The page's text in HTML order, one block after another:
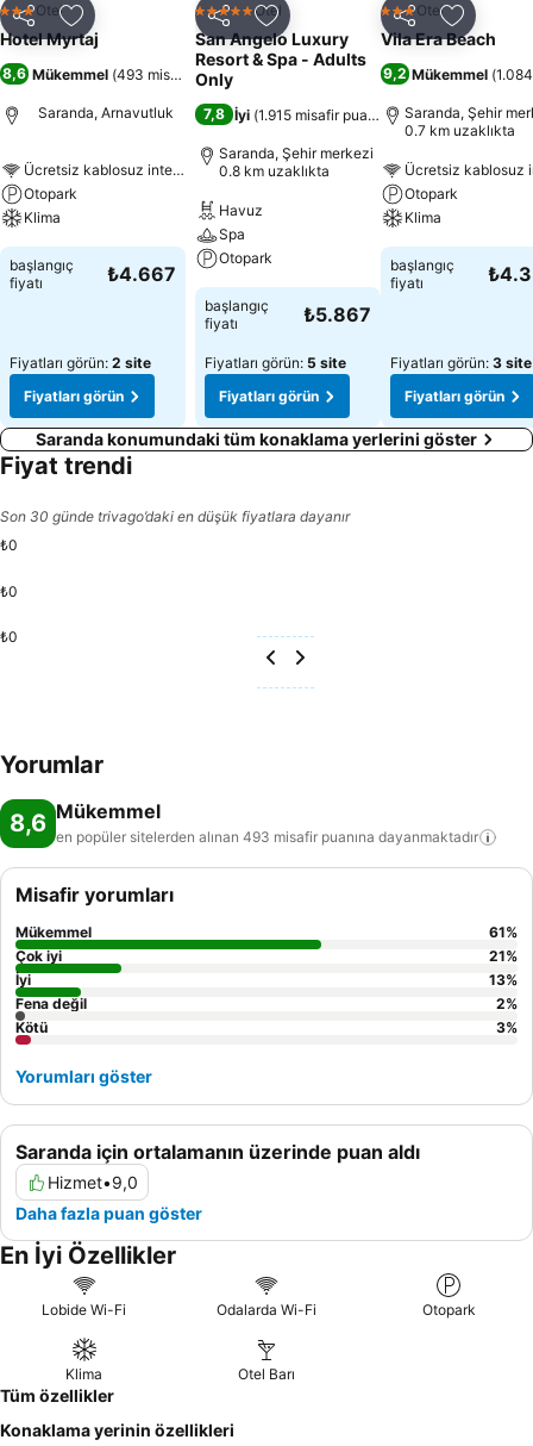
Paylaş Favorilerime ekle
3 YıldızOtel
Hotel Myrtaj
8,6 Mükemmel (493 misafir puanı)
Saranda, Arnavutluk
Ücretsiz kablosuz internet
Otopark
Klima
başlangıç
fiyatı
₺4.667
Fiyatları görün: 2 site
Fiyatları görün
Paylaş Favorilerime ekle
5 Yıldız Otel
San Angelo Luxury
Resort & Spa - Adults
Only
7,8 İyi (1.915 misafir puanı
Saranda, Şehir merkezi
0.8 km uzaklıkta
Havuz
Spa
Otopark
başlangıç
fiyatı
₺5.867
Fiyatları görün: 5 site
Fiyatları görün
Paylaş
3 YıldızOtel
Vila Era Beach
9,2 Mükemmel (
Saranda, Şehir
0.7 km uzaklıkta
Ücretsiz kablosuz
Otopark
Klima
başlangıç
fiyatı
Fiyatları görün: 3 site
Fiyatları görün
Saranda konumundaki tüm konaklama yerlerini göster
Fiyat trendi
Son 30 günde trivago’daki en düşük fiyatlara dayanır
₺0
₺0
₺0
Yorumlar
8,6 Mükemmel
en popüler sitelerden alınan 493 misafir puanına dayanmaktadır
Saranda için ortalamanın üzerinde puan aldı
Hizmet•9,0
Daha fazla puan göster
Misafir yorumları
Mükemmel 61%
Çok iyi
21%
İyi
13%
Fena değil
2%
Kötü
3%
Yorumları göster
En İyi Özellikler
Lobide Wi-Fi Odalarda Wi-Fi Otopark
Klima Otel Barı
Tüm özellikler
Konaklama yerinin özellikleri